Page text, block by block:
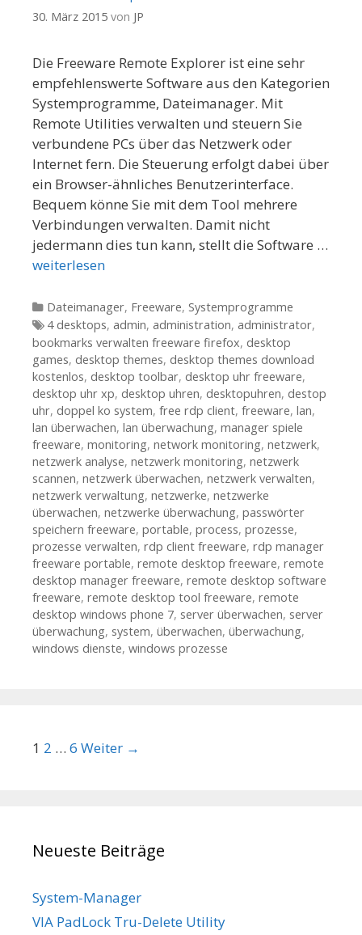
30. März 2015 von JP
Die Freeware Remote Explorer ist eine sehr
empfehlenswerte Software aus den Kategorien
Systemprogramme, Dateimanager. Mit
Remote Utilities verwalten und steuern Sie
verbundene PCs über das Netzwerk oder
Internet fern. Die Steuerung erfolgt dabei über
ein Browser-ähnliches Benutzerinterface.
Bequem könne Sie mit dem Tool mehrere
Verbindungen verwalten. Damit nicht
jedermann dies tun kann, stellt die Software …
weiterlesen
Kategorien
Dateimanager, Freeware, Systemprogramme
Tags
4 desktops, admin, administration, administrator,
bookmarks verwalten freeware firefox, desktop
games, desktop themes, desktop themes download
kostenlos, desktop toolbar, desktop uhr freeware,
desktop uhr xp, desktop uhren, desktopuhren, destop
uhr, doppel ko system, free rdp client, freeware, lan,
lan überwachen, lan überwachung, manager spiele
freeware, monitoring, network monitoring, netzwerk,
netzwerk analyse, netzwerk monitoring, netzwerk
scannen, netzwerk überwachen, netzwerk verwalten,
netzwerk verwaltung, netzwerke, netzwerke
überwachen, netzwerke überwachung, passwörter
speichern freeware, portable, process, prozesse,
prozesse verwalten, rdp client freeware, rdp manager
freeware portable, remote desktop freeware, remote
desktop manager freeware, remote desktop software
freeware, remote desktop tool freeware, remote
desktop windows phone 7, server überwachen, server
überwachung, system, überwachen, überwachung,
windows dienste, windows prozesse
Beitrags-Navigation
1 2 … 6 Weiter →
Neueste Beiträge
System-Manager
VIA PadLock Tru-Delete Utility